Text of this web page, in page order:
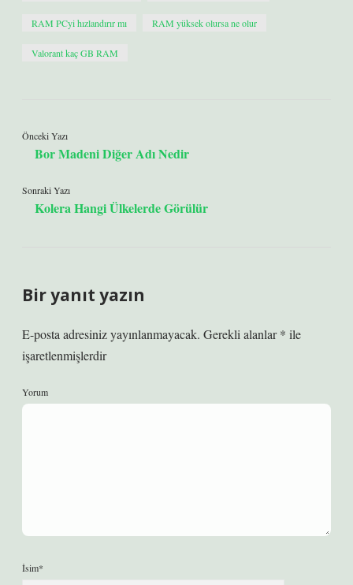
RAM PCyi hızlandırır mı RAM yüksek olursa ne olur
Valorant kaç GB RAM
Önceki Yazı
Bor Madeni Diğer Adı Nedir
Sonraki Yazı
Kolera Hangi Ülkelerde Görülür
Bir yanıt yazın
E-posta adresiniz yayınlanmayacak. Gerekli alanlar* ile
işaretlenmişlerdir
Yorum
İsim*